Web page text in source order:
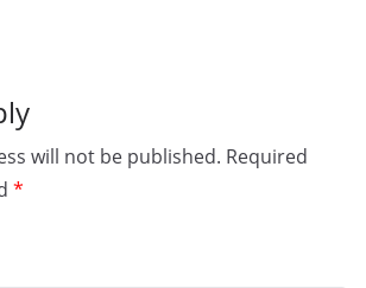
will not be published. Required
*